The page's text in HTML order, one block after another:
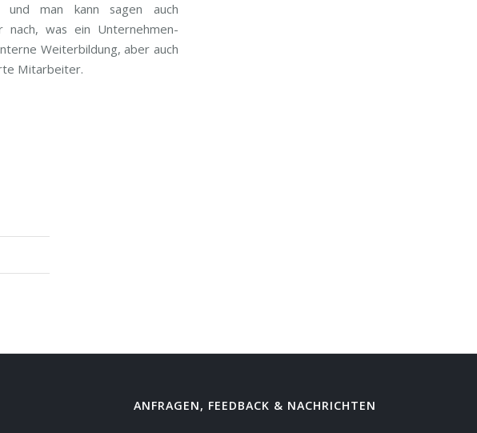
und man kann sagen auch
nach, was ein Unternehmen-
Weiterbildung, aber auch
Mitarbeiter.
ANFRAGEN, FEEDBACK & NACHRICHTEN